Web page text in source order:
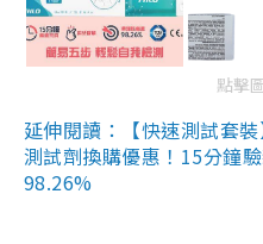
點擊
延伸閱讀：【快速測試套
測試劑換購優惠！15分鐘
98.26%